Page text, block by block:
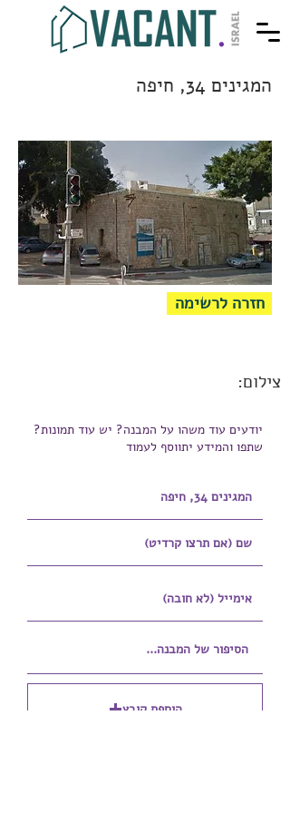
המגינים 34, חיפה
חזרה לרשימה
צילום:
יודעים עוד משהו על המבנה? יש עוד תמונות?
שתפו והמידע יתווסף לעמוד
הוספת קובץ